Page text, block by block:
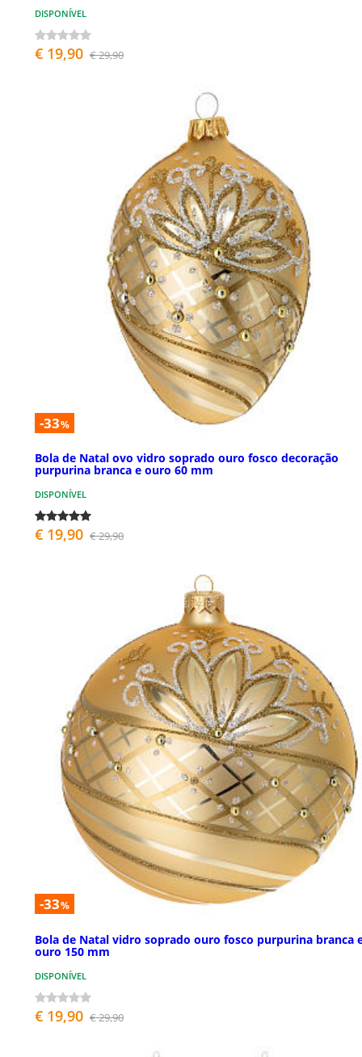
DISPONÍVEL
€ 19,90 € 29,90
-33%
Bola de Natal ovo vidro soprado ouro fosco decoração
purpurina branca e ouro 60 mm
DISPONÍVEL
€ 19,90 € 29,90
-33%
Bola de Natal vidro soprado ouro fosco purpurina branca
ouro 150 mm
DISPONÍVEL
€ 19,90 € 29,90